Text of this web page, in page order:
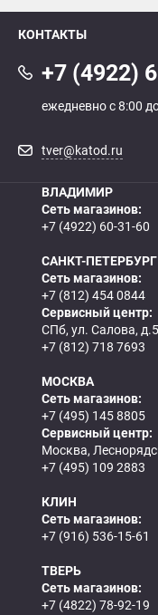
КОНТАКТЫ
+7 (4922)
ежедневно с 8:00
tver@katod.ru
ВЛАДИМИР
Сеть магазинов:
+7 (4922) 60-31-60
САНКТ-ПЕТЕРБУРГ
Сеть магазинов:
+7 (812) 454 0844
Сервисный центр:
СПб, ул. Салова,
+7 (812) 718 7693
МОСКВА
Сеть магазинов:
+7 (495) 145 8805
Сервисный центр:
Москва,
+7 (495) 109 2883
КЛИН
Сеть магазинов:
+7 (916) 536-15-61
ТВЕРЬ
Сеть магазинов:
+7 (4822) 78-92-19